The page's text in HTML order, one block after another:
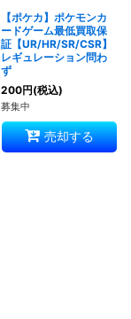
【ポケカ】ポケモンカ
ードゲーム最低買取保
証【UR/HR/SR/CSR】
レギュレーション問わ
ず
200円(税込)
募集中
売却する